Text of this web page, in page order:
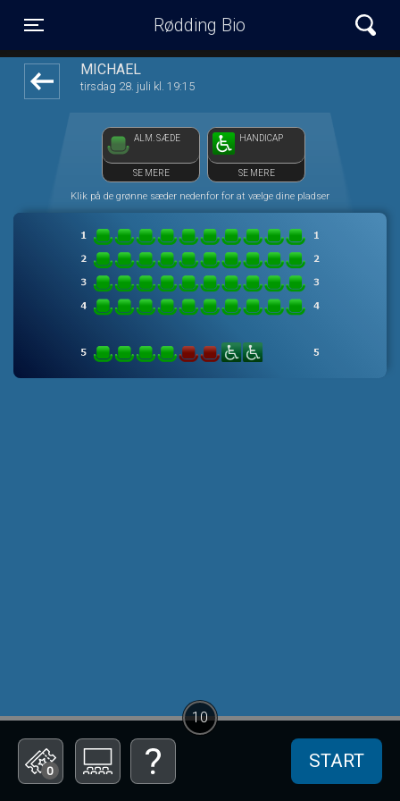
Rødding Bio
MICHAEL
tirsdag 28. juli kl. 19:15
ALM. SÆDE
SE MERE
HANDICAP
SE MERE
Klik på de grønne sæder nedenfor for at vælge dine pladser
0 START
10
front05-temp 075234